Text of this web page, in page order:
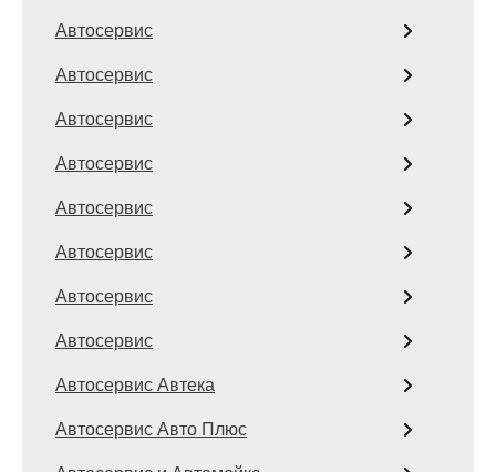
Автосервис
Автосервис
Автосервис
Автосервис
Автосервис
Автосервис
Автосервис
Автосервис
Автосервис Автека
Автосервис Авто Плюс